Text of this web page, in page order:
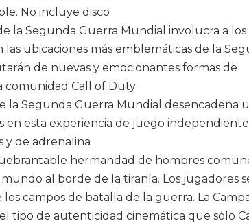
No incluye disco
la Segunda Guerra Mundial involucra a los
ubicaciones más emblemáticas de la
de nuevas y emocionantes formas de
comunidad Call of Duty
la Segunda Guerra Mundial desencadena
en esta experiencia de juego
y de adrenalina
hermandad de hombres
al borde de la tiranía. Los jugadores
campos de batalla de la guerra. La
tipo de autenticidad cinemática que sólo